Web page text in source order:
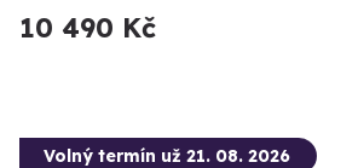
10 490 Kč
Volný termín už 21. 08. 2026